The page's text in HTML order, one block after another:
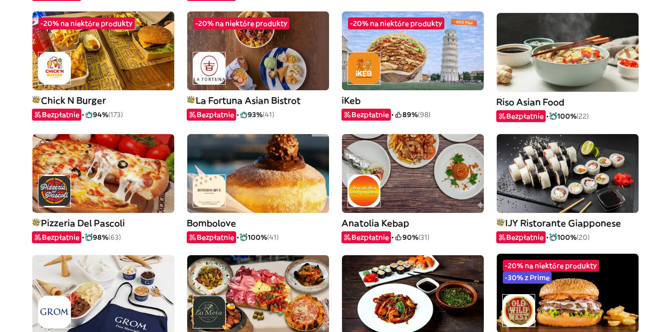
-20% na niektóre produkty
Chick N Burger
Bezpłatnie 94%(173)
-20% na niektóre produkty
La Fortuna Asian Bistrot
Bezpłatnie 93%(41)
-20% na niektóre produkty
iKeb
Bezpłatnie 89%(98)
Riso Asian Food
Bezpłatnie 100%(22)
Pizzeria Del Pascoli
Bezpłatnie 98%(63)
Bombolove
Bezpłatnie 100%(41)
Anatolia Kebap
Bezpłatnie 90%(31)
IJY Ristorante Giapponese
Bezpłatnie 100%(20)
-20% na niektóre produkty
-30% z Prime